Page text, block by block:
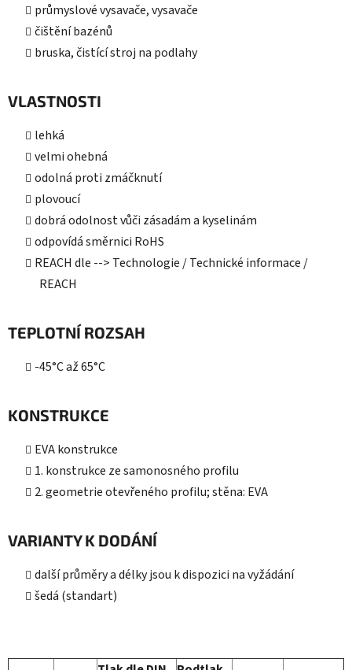
průmyslové vysavače, vysavače
čištění bazénů
bruska, čistící stroj na podlahy
VLASTNOSTI
lehká
velmi ohebná
odolná proti zmáčknutí
plovoucí
dobrá odolnost vůči zásadám a kyselinám
odpovídá směrnici RoHS
REACH dle --> Technologie / Technické informace /
REACH
TEPLOTNÍ ROZSAH
-45°C až 65°C
KONSTRUKCE
EVA konstrukce
1. konstrukce ze samonosného profilu
2. geometrie otevřeného profilu; stěna: EVA
VARIANTY K DODÁNÍ
další průměry a délky jsou k dispozici na vyžádání
šedá (standart)